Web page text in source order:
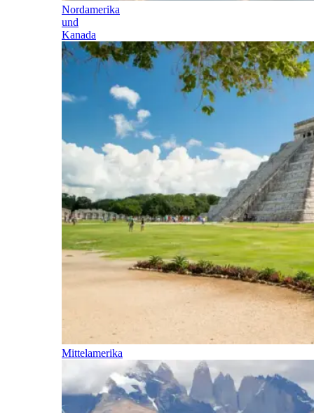
Nordamerika
und
Kanada
Mittelamerika